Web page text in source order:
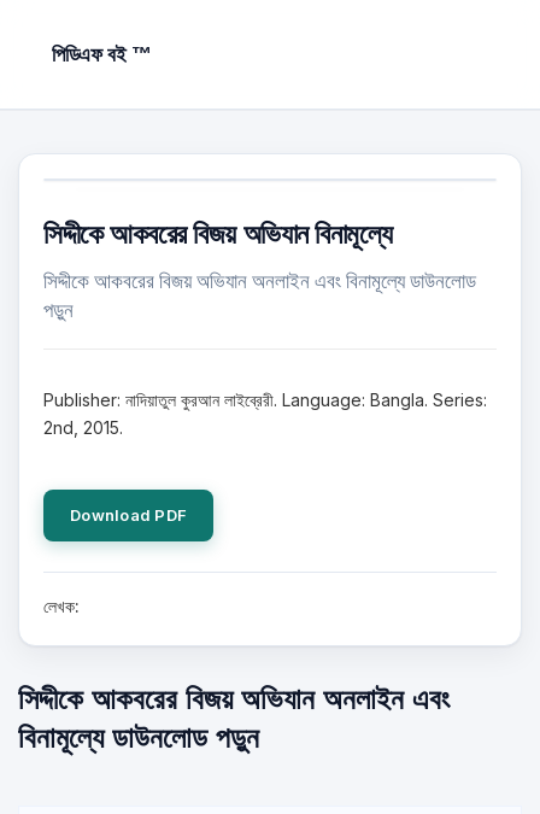
পিডিএফ বই ™
সিদ্দীকে আকবরের বিজয় অভিযান বিনামূল্যে
সিদ্দীকে আকবরের বিজয় অভিযান অনলাইন এবং বিনামূল্যে ডাউনলোড
পড়ুন
Publisher: নাদিয়াতুল কুরআন লাইব্রেরী. Language: Bangla. Series:
2nd, 2015.
Download PDF
লেখক:
সিদ্দীকে আকবরের বিজয় অভিযান অনলাইন এবং
বিনামূল্যে ডাউনলোড পড়ুন